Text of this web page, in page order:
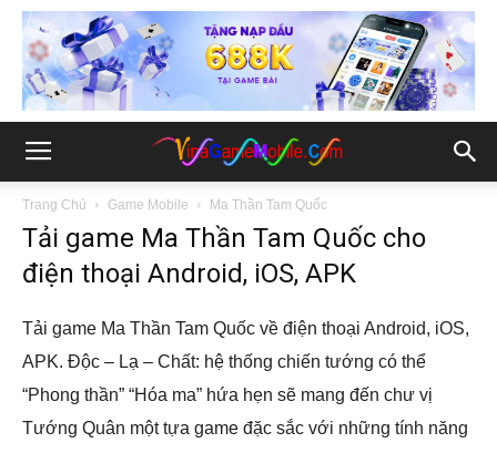
Trang Chủ Game Mobile Ma Thần Tam Quốc
Tải game Ma Thần Tam Quốc cho
điện thoại Android, iOS, APK
Tải game Ma Thần Tam Quốc về điện thoại Android, iOS,
APK. Độc – Lạ – Chất: hệ thống chiến tướng có thể
“Phong thần” “Hóa ma” hứa hẹn sẽ mang đến chư vị
Tướng Quân một tựa game đặc sắc với những tính năng